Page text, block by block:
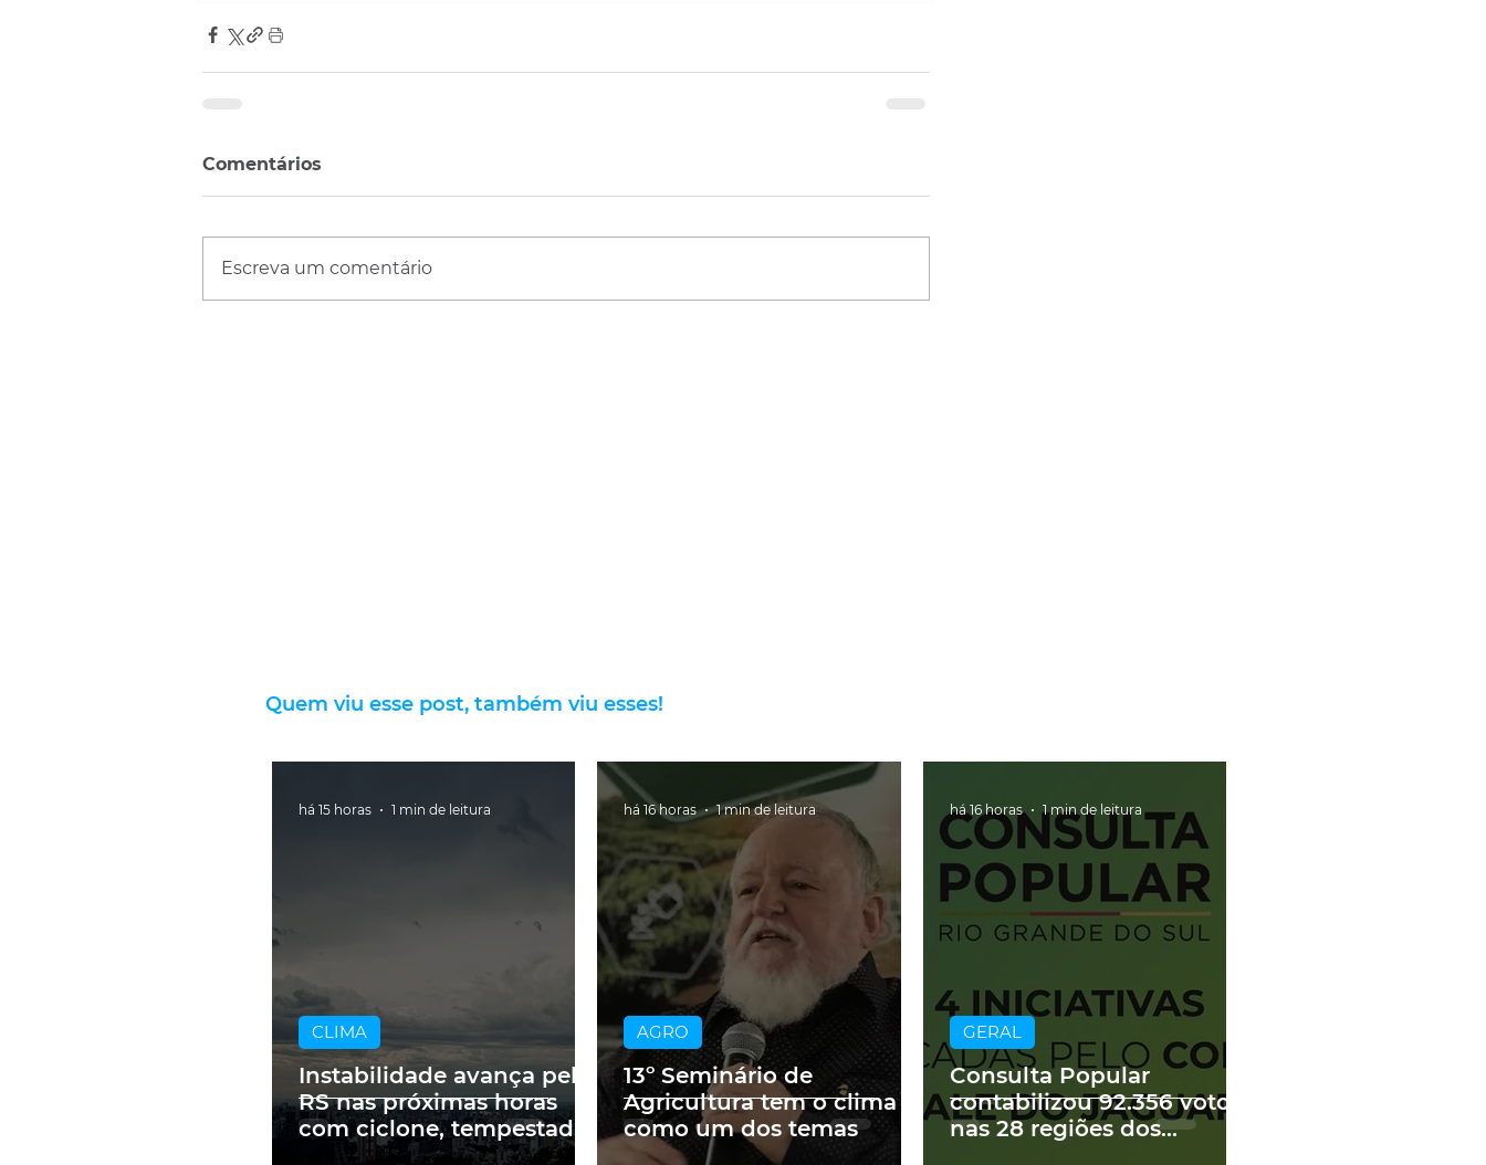
Comentários
Escreva um comentário
Quem viu esse post, também viu esses!
Instabilidade avança pelo
RS nas próximas horas
com ciclone, tempestades
e vendavais
CLIMA
há 15 horas 1 min de leitura
13º Seminário de
Agricultura tem o clima
como um dos temas
AGRO
há 16 horas 1 min de leitura
Consulta Popular
contabilizou 92.356 votos
nas 28 regiões dos
GERAL
há 16 horas 1 min de leitura